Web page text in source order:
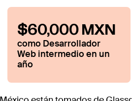
$60,000 MXN
como Desarrollador
Web intermedio en un
año